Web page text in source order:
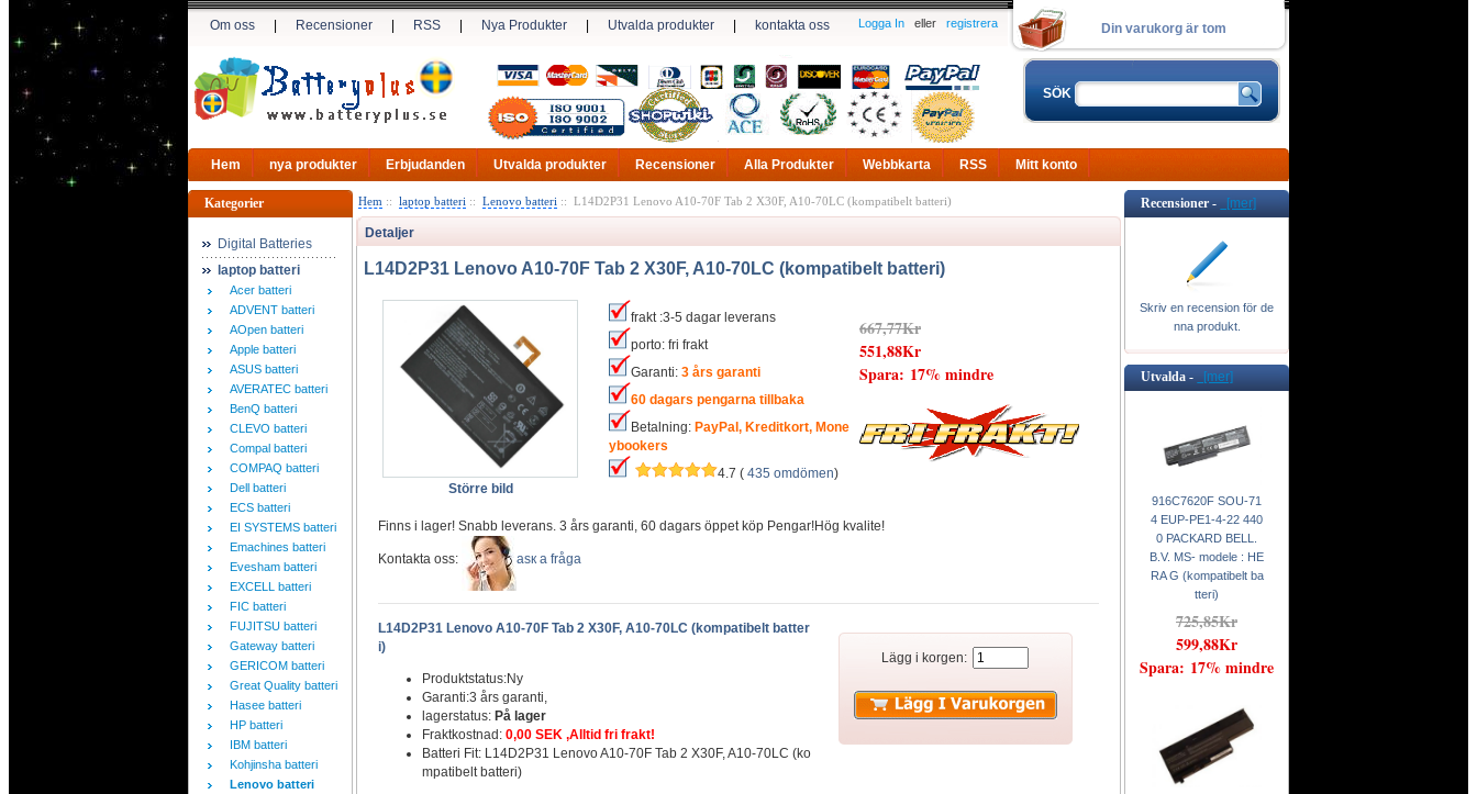
Om oss Recensioner RSS Nya Produkter Utvalda produkter kontakta oss Din varukorg är tom
Logga In eller registrera
SÖK
Hem nya produkter Erbjudanden Utvalda produkter Recensioner Alla Produkter Webbkarta RSS Mitt konto
Kategorier
Digital Batteries
laptop batteri
Acer batteri
ADVENT batteri
AOpen batteri
Apple batteri
ASUS batteri
AVERATEC batteri
BenQ batteri
CLEVO batteri
Compal batteri
COMPAQ batteri
Dell batteri
ECS batteri
EI SYSTEMS batteri
Emachines batteri
Evesham batteri
EXCELL batteri
FIC batteri
FUJITSU batteri
Gateway batteri
GERICOM batteri
Great Quality batteri
Hasee batteri
HP batteri
IBM batteri
Kohjinsha batteri
Lenovo batteri
Hem :: laptop batteri :: Lenovo batteri :: L14D2P31 Lenovo A10-70F Tab 2 X30F, A10-70LC (kompatibelt batteri)
Detaljer
L14D2P31 Lenovo A10-70F Tab 2 X30F, A10-70LC (kompatibelt batteri)
Större bild
frakt :3-5 dagar leverans
porto: fri frakt
Garanti: 3 års garanti
60 dagars pengarna tillbaka
Betalning: PayPal, Kreditkort, Mone
ybookers
4.7 ( 435 omdömen)
667,77Kr
551,88Kr
Spara: 17% mindre
Finns i lager! Snabb leverans. 3 års garanti, 60 dagars öppet köp Pengar!Hög kvalite!
Kontakta oss: аsк а fråga
Lägg i korgen:
L14D2P31 Lenovo A10-70F Tab 2 X30F, A10-70LC (kompatibelt batter
i)
Produktstatus:Ny
Garanti:3 års garanti,
lagerstatus: På lager
Fraktkostnad: 0,00 SEK ,Alltid fri frakt!
Batteri Fit: L14D2P31 Lenovo A10-70F Tab 2 X30F, A10-70LC (ko
mpatibelt batteri)
Recensioner - [mer]
Skriv en recension för de
nna produkt.
Utvalda - [mer]
916C7620F SOU-71
4 EUP-PE1-4-22 440
0 PACKARD BELL.
B.V. MS- modele : HE
RA G (kompatibelt ba
tteri)
725,85Kr
599,88Kr
Spara: 17% mindre